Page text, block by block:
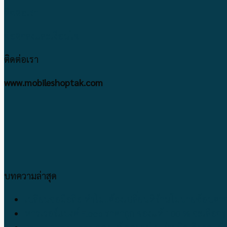
ติดต่อเรา
www.mobileshoptak.com
บทความล่าสุด